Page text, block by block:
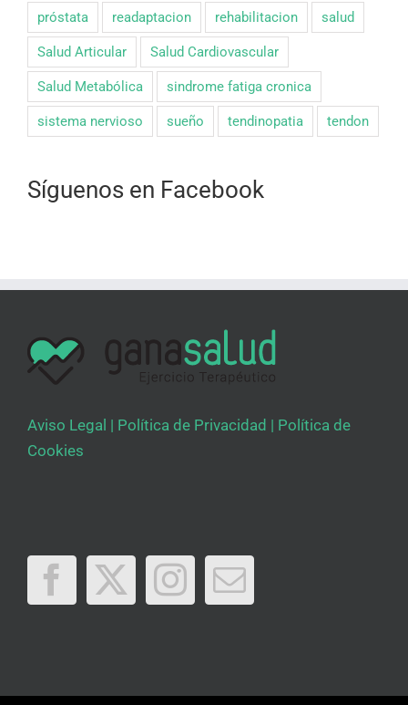
próstata readaptacion rehabilitacion salud
Salud Articular Salud Cardiovascular
Salud Metabólica sindrome fatiga cronica
sistema nervioso sueño tendinopatia tendon
Síguenos en Facebook
Aviso Legal | Política de Privacidad | Política de
Cookies